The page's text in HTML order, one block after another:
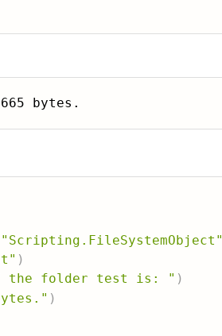
"Scripting.FileSystemObject"
)
the folder test is: " )
)